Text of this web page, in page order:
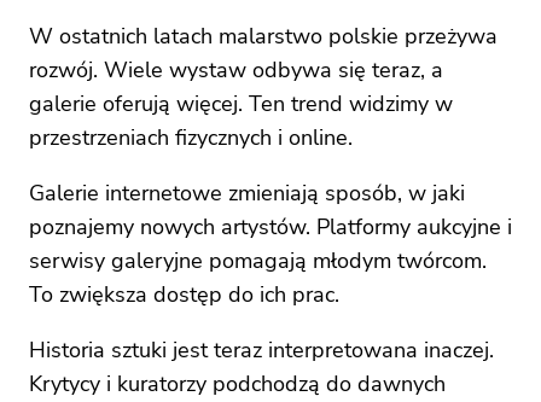
W ostatnich latach malarstwo polskie przeżywa
rozwój. Wiele wystaw odbywa się teraz, a
galerie oferują więcej. Ten trend widzimy w
przestrzeniach fizycznych i online.
Galerie internetowe zmieniają sposób, w jaki
poznajemy nowych artystów. Platformy aukcyjne i
serwisy galeryjne pomagają młodym twórcom.
To zwiększa dostęp do ich prac.
Historia sztuki jest teraz interpretowana inaczej.
Krytycy i kuratorzy podchodzą do dawnych